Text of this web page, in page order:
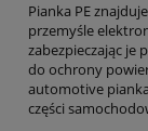
Pianka PE
przemyśle
zabezpieczając je
do ochrony
automotive
części